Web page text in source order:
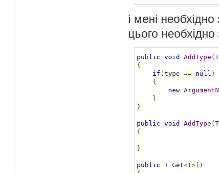
і мені
цього
public void AddType (
{
if ( type == null )
{
new
}
}
public void AddType (
{
}
public T Get<T>()